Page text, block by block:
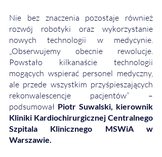
Nie bez znaczenia pozostaje również
rozwój robotyki oraz wykorzystanie
nowych technologii w medycynie.
„Obserwujemy obecnie rewolucje.
Powstało kilkanaście technologii
mogących wspierać personel medyczny,
ale przede wszystkim przyśpieszających
rekonwalescencje pacjentów” –
podsumował Piotr Suwalski, kierownik
Kliniki Kardiochirurgicznej Centralnego
Szpitala Klinicznego MSWiA w
Warszawie.